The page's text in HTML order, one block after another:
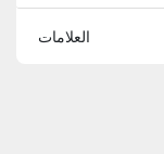
العلامات